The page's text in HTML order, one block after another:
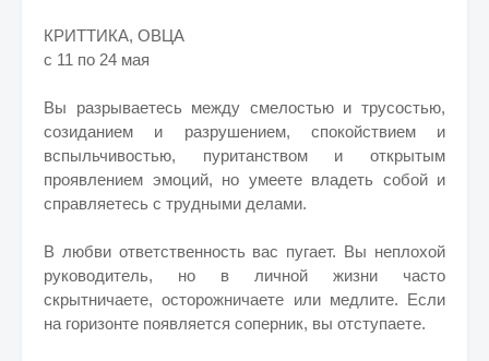
КРИТТИКА, ОВЦА
с 11 по 24 мая
Вы разрываетесь между смелостью и трусостью,
созиданием и разрушением, спокойствием и
вспыльчивостью, пуританством и открытым
проявлением эмоций, но умеете владеть собой и
справляетесь с трудными делами.
В любви ответственность вас пугает. Вы неплохой
руководитель, но в личной жизни часто
скрытничаете, осторожничаете или медлите. Если
на горизонте появляется соперник, вы отступаете.